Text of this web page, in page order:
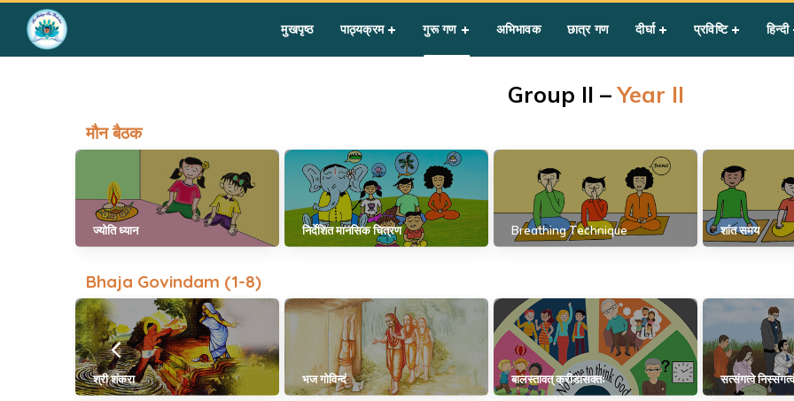
मुखपृष्ठ पाठ्यक्रम गुरू गण अभिभावक छात्र गण दीर्घा प्रविष्टि हिन्दी
Group II –Year II
मौन बैठक
ज्योति ध्यान निर्देशित मानसिक चित्रण Breathing Technique शांत समय
Bhaja Govindam (1-8)
श्री शंकरा भज गोविन्दं बालस्तावत् क्रीडासक्तः सत्संगत्वे निस्संगत्वं